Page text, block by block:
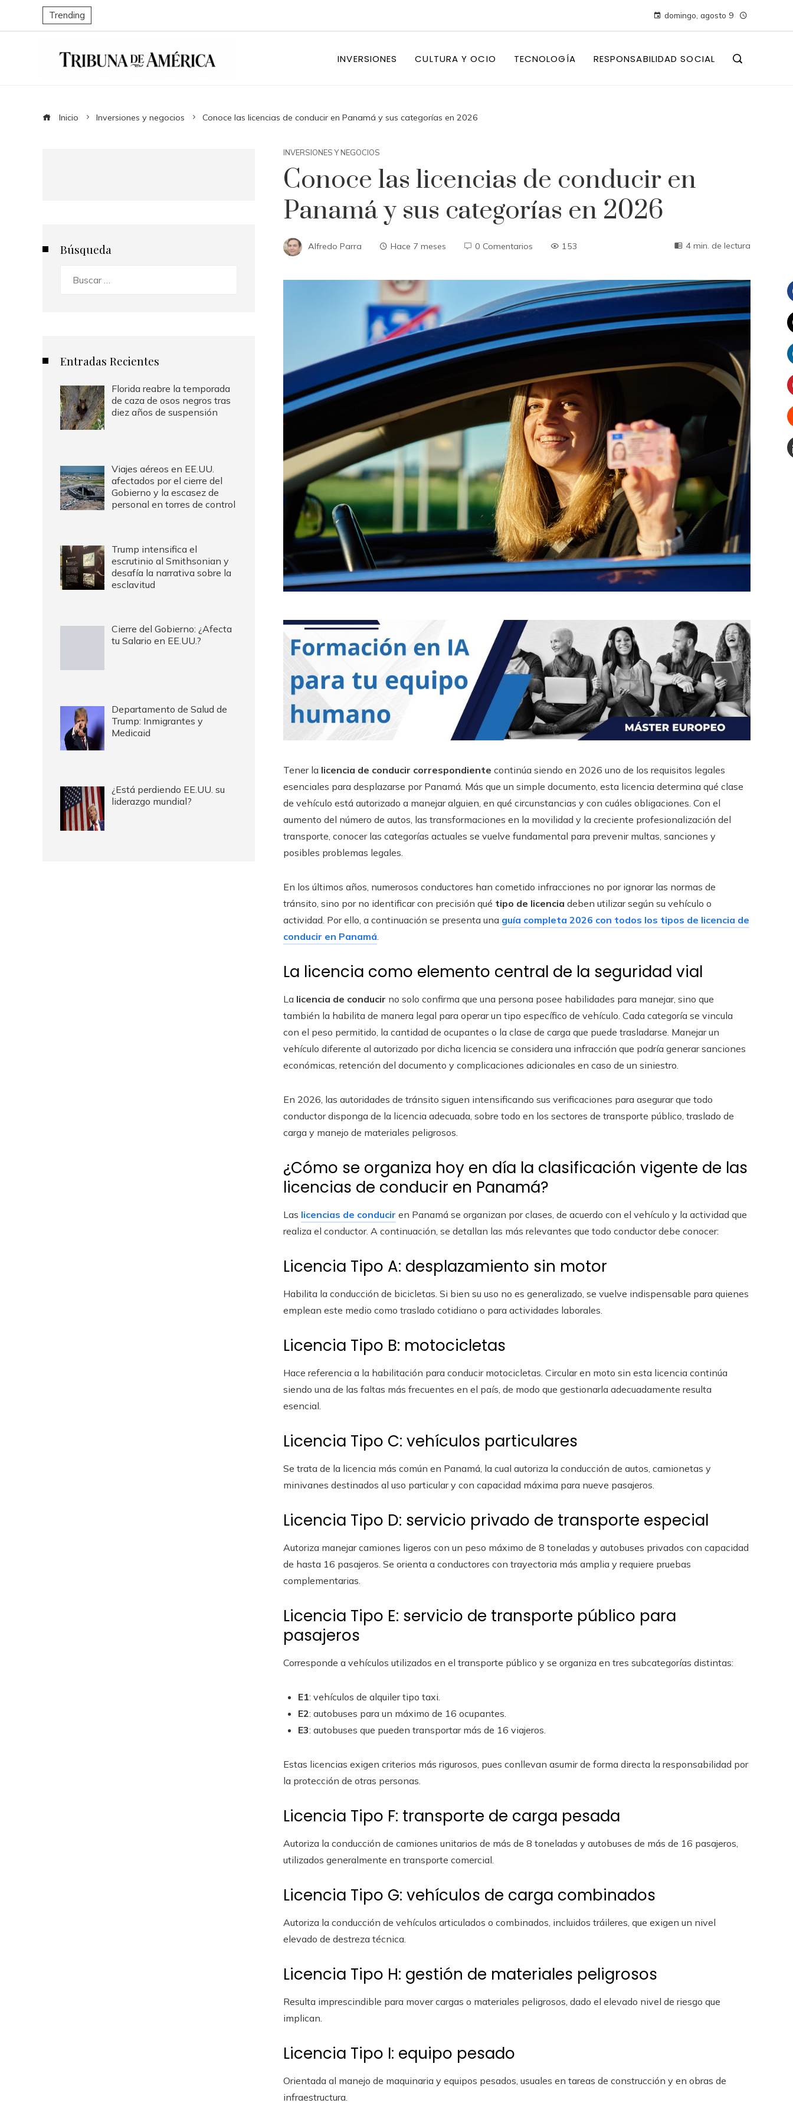
Trending domingo, agosto 9
INVERSIONES CULTURA Y OCIO TECNOLOGÍA RESPONSABILIDAD SOCIAL
Inicio Inversiones y negocios Conoce las licencias de conducir en Panamá y sus categorías en 2026
INVERSIONES Y NEGOCIOS
Conoce las licencias de conducir en
Panamá y sus categorías en 2026
Alfredo Parra Hace 7 meses 0 Comentarios 153 4 min. de lectura
Tener la licencia de conducir correspondiente continúa siendo en 2026 uno de los requisitos legales
esenciales para desplazarse por Panamá. Más que un simple documento, esta licencia determina qué clase
de vehículo está autorizado a manejar alguien, en qué circunstancias y con cuáles obligaciones. Con el
aumento del número de autos, las transformaciones en la movilidad y la creciente profesionalización del
transporte, conocer las categorías actuales se vuelve fundamental para prevenir multas, sanciones y
posibles problemas legales.
En los últimos años, numerosos conductores han cometido infracciones no por ignorar las normas de
tránsito, sino por no identificar con precisión qué tipo de licencia deben utilizar según su vehículo o
actividad. Por ello, a continuación se presenta una guía completa 2026 con todos los tipos de licencia de
conducir en Panamá
La licencia como elemento central de la seguridad vial
La licencia de conducir no solo confirma que una persona posee habilidades para manejar, sino que
también la habilita de manera legal para operar un tipo específico de vehículo. Cada categoría se vincula
con el peso permitido, la cantidad de ocupantes o la clase de carga que puede trasladarse. Manejar un
vehículo diferente al autorizado por dicha licencia se considera una infracción que podría generar sanciones
económicas, retención del documento y complicaciones adicionales en caso de un siniestro.
En 2026, las autoridades de tránsito siguen intensificando sus verificaciones para asegurar que todo
conductor disponga de la licencia adecuada, sobre todo en los sectores de transporte público, traslado de
carga y manejo de materiales peligrosos.
¿Cómo se organiza hoy en día la clasificación vigente de las
licencias de conducir en Panamá?
Las licencias de conducir en Panamá se organizan por clases, de acuerdo con el vehículo y la actividad que
realiza el conductor. A continuación, se detallan las más relevantes que todo conductor debe conocer:
Licencia Tipo A: desplazamiento sin motor
Habilita la conducción de bicicletas. Si bien su uso no es generalizado, se vuelve indispensable para quienes
emplean este medio como traslado cotidiano o para actividades laborales.
Licencia Tipo B: motocicletas
Hace referencia a la habilitación para conducir motocicletas. Circular en moto sin esta licencia continúa
siendo una de las faltas más frecuentes en el país, de modo que gestionarla adecuadamente resulta
esencial.
Licencia Tipo C: vehículos particulares
Se trata de la licencia más común en Panamá, la cual autoriza la conducción de autos, camionetas y
minivanes destinados al uso particular y con capacidad máxima para nueve pasajeros.
Licencia Tipo D: servicio privado de transporte especial
Autoriza manejar camiones ligeros con un peso máximo de 8 toneladas y autobuses privados con capacidad
de hasta 16 pasajeros. Se orienta a conductores con trayectoria más amplia y requiere pruebas
complementarias.
Licencia Tipo E: servicio de transporte público para
pasajeros
Corresponde a vehículos utilizados en el transporte público y se organiza en tres subcategorías distintas:
E1: vehículos de alquiler tipo taxi.
E2: autobuses para un máximo de 16 ocupantes.
E3: autobuses que pueden transportar más de 16 viajeros.
Estas licencias exigen criterios más rigurosos, pues conllevan asumir de forma directa la responsabilidad por
la protección de otras personas.
Licencia Tipo F: transporte de carga pesada
Autoriza la conducción de camiones unitarios de más de 8 toneladas y autobuses de más de 16 pasajeros,
utilizados generalmente en transporte comercial.
Licencia Tipo G: vehículos de carga combinados
Autoriza la conducción de vehículos articulados o combinados, incluidos tráileres, que exigen un nivel
elevado de destreza técnica.
Licencia Tipo H: gestión de materiales peligrosos
Resulta imprescindible para mover cargas o materiales peligrosos, dado el elevado nivel de riesgo que
implican.
Licencia Tipo I: equipo pesado
Orientada al manejo de maquinaria y equipos pesados, usuales en tareas de construcción y en obras de
infraestructura.
Búsqueda
Entradas Recientes
Florida reabre la temporada
de caza de osos negros tras
diez años de suspensión
Viajes aéreos en EE.UU.
afectados por el cierre del
Gobierno y la escasez de
personal en torres de control
Trump intensifica el
escrutinio al Smithsonian y
desafía la narrativa sobre la
esclavitud
Cierre del Gobierno: ¿Afecta
tu Salario en EE.UU.?
Departamento de Salud de
Trump: Inmigrantes y
Medicaid
¿Está perdiendo EE.UU. su
liderazgo mundial?